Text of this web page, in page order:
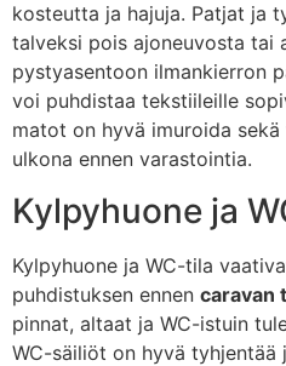
kosteutta ja hajuja. Patjat ja
talveksi pois ajoneuvosta tai
pystyasentoon ilmankierron
voi puhdistaa tekstiileille
matot on hyvä imuroida
ulkona ennen varastointia.
Kylpyhuone ja
Kylpyhuone ja WC-tila
puhdistuksen ennen caravan
pinnat, altaat ja WC-istuin
WC-säiliöt on hyvä tyhjentää